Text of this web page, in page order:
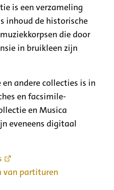
is een verzameling
inhoud de historische
die door
in bruikleen zijn
andere collecties is in
en facsimile-
en Musica
eveneens digitaal
van partituren